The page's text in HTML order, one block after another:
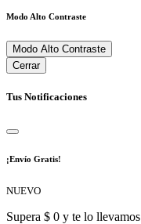
Modo Alto Contraste
Modo Alto Contraste
Cerrar
Tus Notificaciones
¡Envío Gratis!
NUEVO
Supera $ 0 y te lo llevamos